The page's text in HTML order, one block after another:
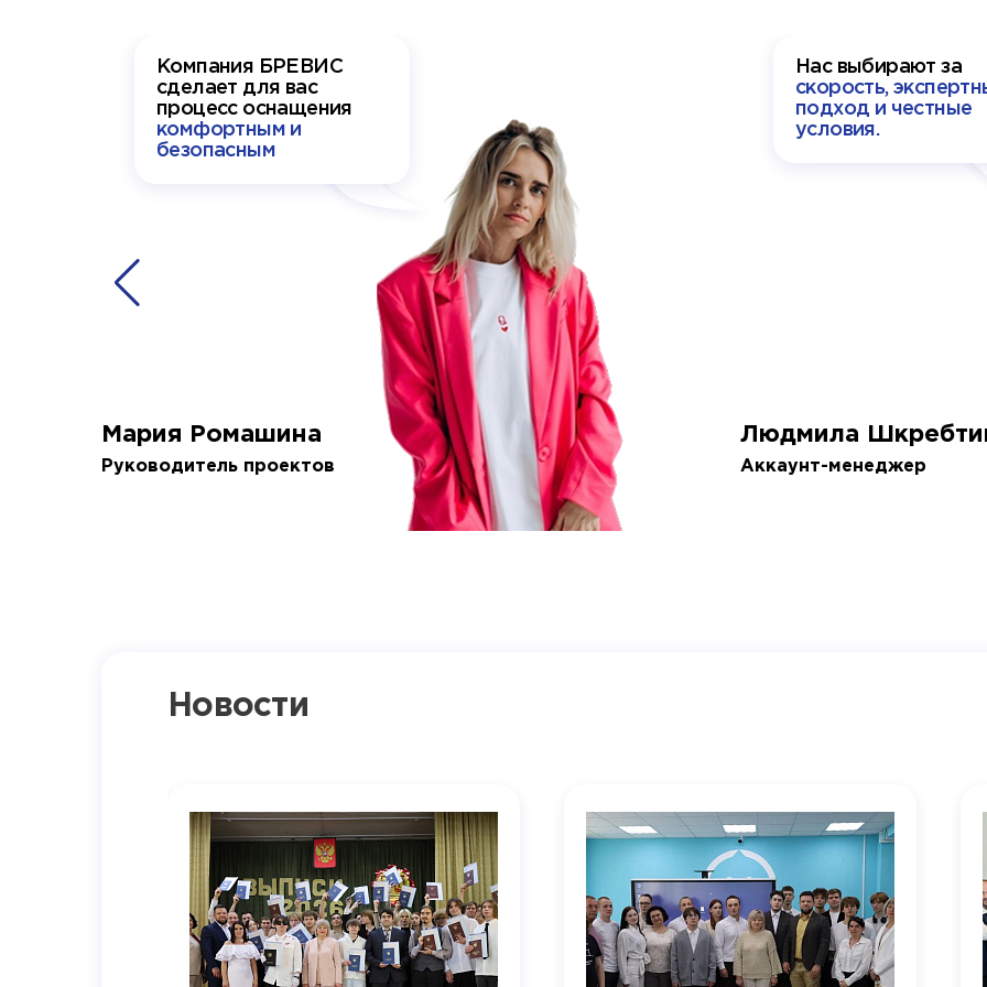
Компания БРЕВИС
сделает для вас
процесс оснащения
комфортным и
безопасным
Мария Ромашина
Руководитель проектов
Нас выбирают за
скорость,
подход и честные
условия.
Людмила
Аккаунт-менеджер
Новости